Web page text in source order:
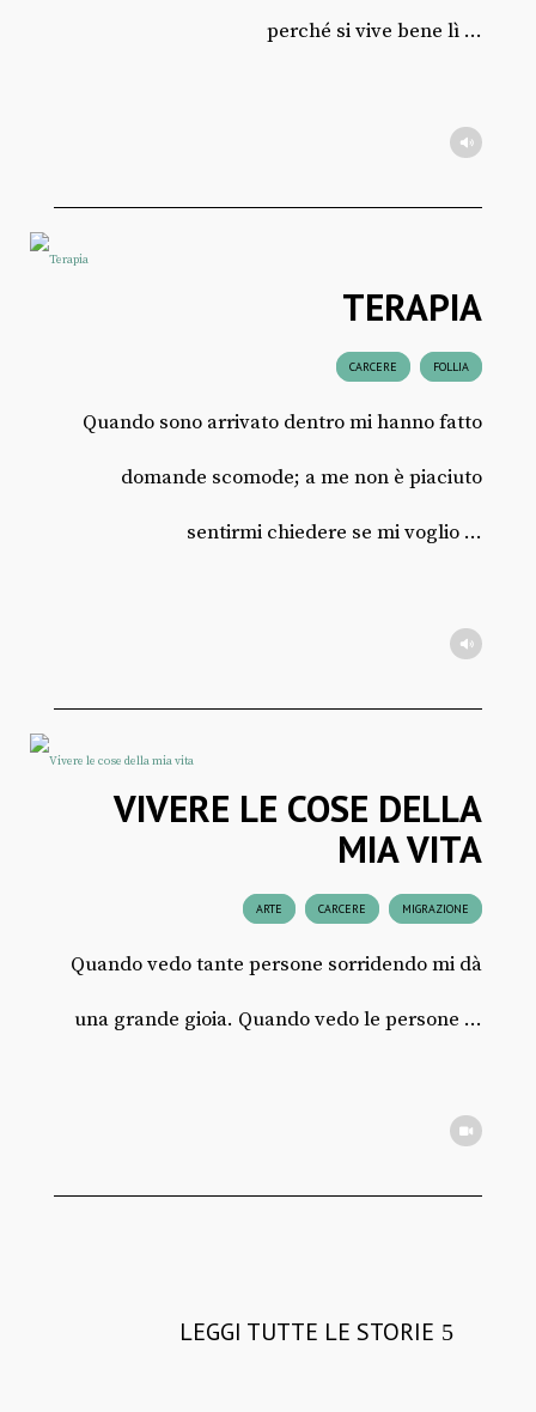
perché si vive bene lì ...
TERAPIA
CARCERE FOLLIA
Quando sono arrivato dentro mi hanno fatto
domande scomode; a me non è piaciuto
sentirmi chiedere se mi voglio ...
VIVERE LE COSE DELLA
MIA VITA
ARTE CARCERE MIGRAZIONE
Quando vedo tante persone sorridendo mi dà
una grande gioia. Quando vedo le persone ...
LEGGI TUTTE LE STORIE